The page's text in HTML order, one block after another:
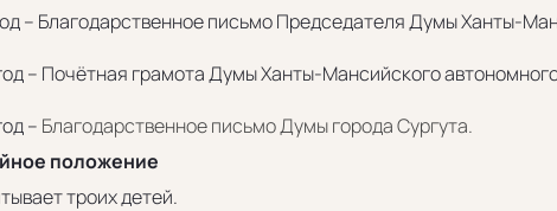
– Благодарственное письмо Председателя Думы Ханты-
– Почётная грамота Думы Ханты-Мансийского
– Благодарственное письмо Думы города Сургута.
положение
троих детей.